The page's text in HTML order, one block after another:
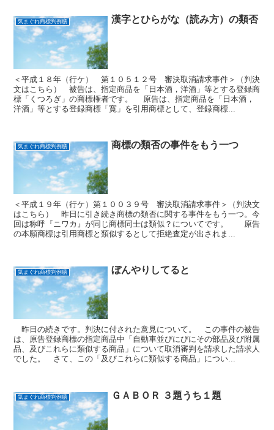
気まぐれ商標判例膳 漢字とひらがな（読み方）の類否
＜平成１８年（行ケ） 第１０５１２号 審決取消請求事件＞（判決
文はこちら） 被告は、指定商品を「日本酒，洋酒」等とする登録商
標「くつろぎ」の商標権者です。 原告は、指定商品を「日本酒，
洋酒」等とする登録商標「寛」を引用商標として、登録商標...
気まぐれ商標判例膳 商標の類否の事件をもう一つ
＜平成１９年（行ケ）第１００３９号 審決取消請求事件＞（判決文
はこちら） 昨日に引き続き商標の類否に関する事件をもう一つ。今
回は称呼『ニワカ』が同じ商標同士は類似？についてです。 原告
の本願商標は引用商標と類似するとして拒絶査定が出されま...
気まぐれ商標判例膳 ぼんやりしてると
昨日の続きです。判決に付された意見について。 この事件の被告
は、原告登録商標の指定商品中「自動車並びにびにその部品及び附属
品、及びこれらに類似する商品」について取消審判を請求した請求人
でした。 さて、この「及びこれらに類似する商品」につい...
気まぐれ商標判例膳 ＧＡＢＯＲ ３題うち１題